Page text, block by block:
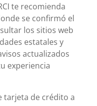
te recomienda
se confirmó el
los sitios web
estatales y
actualizados
experiencia
tarjeta de crédito a